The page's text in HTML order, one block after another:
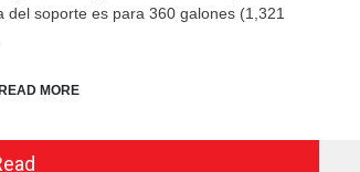
del soporte es para 360 galones (1,321
READ MORE